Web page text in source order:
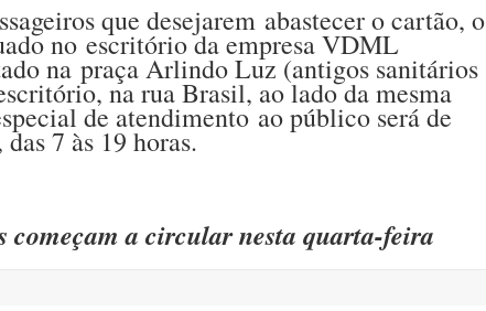
que desejarem abastecer o cartão, o
no escritório da empresa VDML
na praça Arlindo Luz (antigos sanitários
na rua Brasil, ao lado da mesma
de atendimento ao público será de
7 às 19 horas.
começam a circular nesta quarta-feira